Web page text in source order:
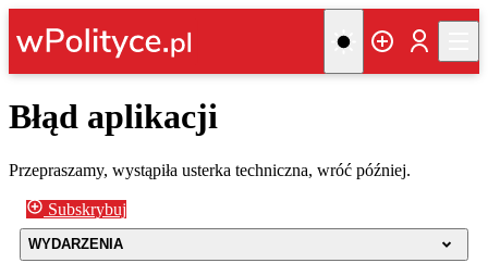
Błąd aplikacji
Przepraszamy, wystąpiła usterka techniczna, wróć później.
Subskrybuj
WYDARZENIA